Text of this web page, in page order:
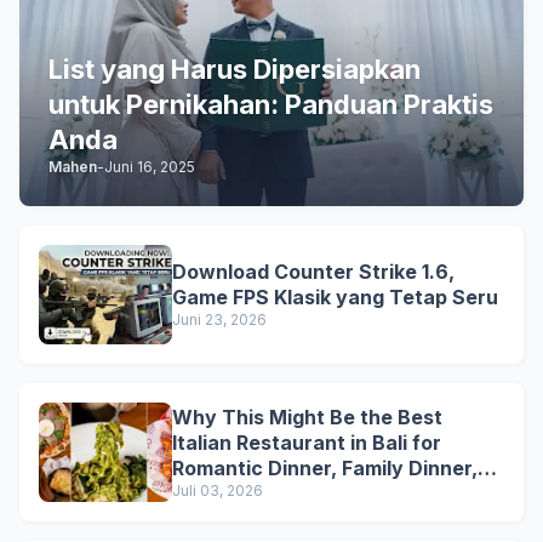
List yang Harus Dipersiapkan
untuk Pernikahan: Panduan Praktis
Anda
Mahen-Juni 16, 2025
Download Counter Strike 1.6,
Game FPS Klasik yang Tetap Seru
Juni 23, 2026
Why This Might Be the Best
Italian Restaurant in Bali for
Romantic Dinner, Family Dinner,
and Business Lunch
Juli 03, 2026